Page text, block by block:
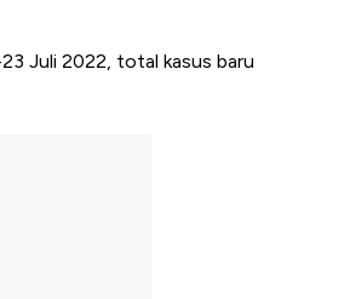
Juli 2022, total kasus baru